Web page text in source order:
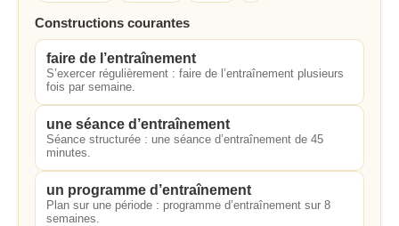
Constructions courantes
faire de l’entraînement
S’exercer régulièrement : faire de l’entraînement plusieurs
fois par semaine.
une séance d’entraînement
Séance structurée : une séance d’entraînement de 45
minutes.
un programme d’entraînement
Plan sur une période : programme d’entraînement sur 8
semaines.